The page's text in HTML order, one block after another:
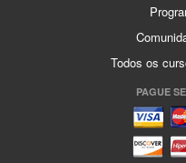
Todos os
PAGUE